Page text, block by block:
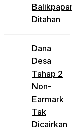
Ditahan
Dana
Desa
Tahap 2
Non-
Earmark
Tak
Dicairkan